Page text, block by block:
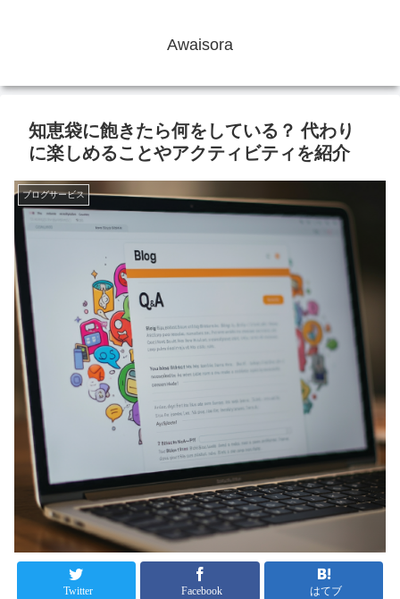
Awaisora
知恵袋に飽きたら何をしている？ 代わり
に楽しめることやアクティビティを紹介
ブログサービス
Twitter Facebook はてブ